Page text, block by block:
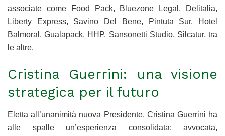
associate come Food Pack, Bluezone Legal, Delitalia,
Liberty Express, Savino Del Bene, Pintuta Sur, Hotel
Balmoral, Gualapack, HHP, Sansonetti Studio, Silcatur, tra
le altre.
Cristina Guerrini: una visione
strategica per il futuro
Eletta all’unanimità nuova Presidente, Cristina Guerrini ha
alle spalle un’esperienza consolidata: avvocata,